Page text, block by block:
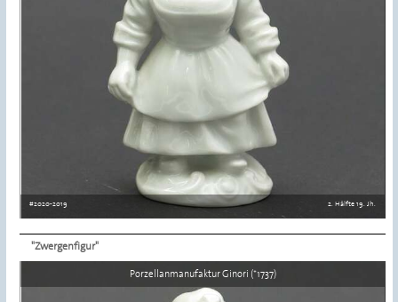
#2020-2019 2. Hälfte 19. Jh.
"Zwergenfigur"
Porzellanmanufaktur Ginori (*1737)